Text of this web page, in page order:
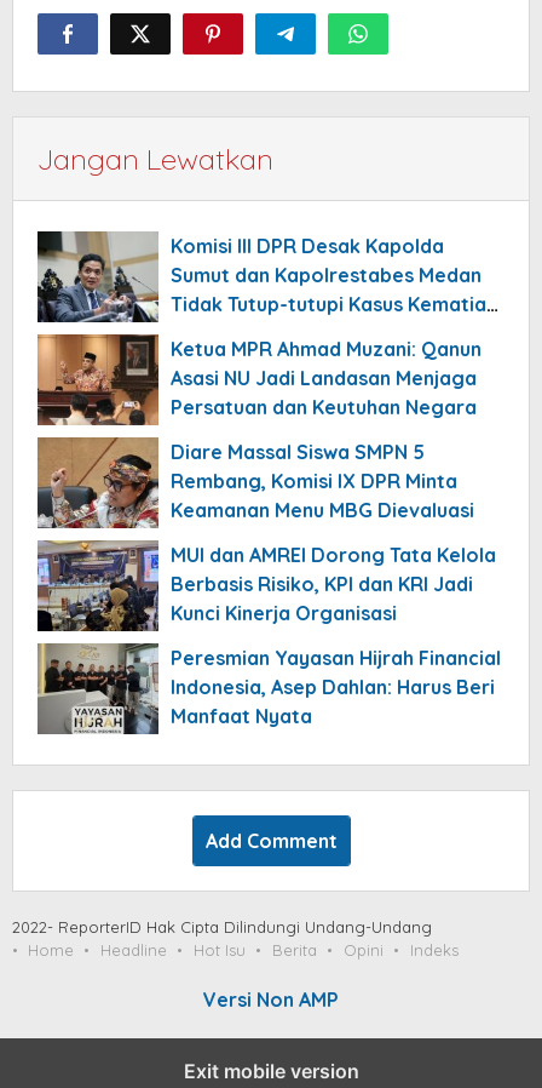
Jangan Lewatkan
Komisi III DPR Desak Kapolda
Sumut dan Kapolrestabes Medan
Tidak Tutup-tutupi Kasus Kematian
Ketua MPR Ahmad Muzani: Qanun
Asasi NU Jadi Landasan Menjaga
Persatuan dan Keutuhan Negara
Diare Massal Siswa SMPN 5
Rembang, Komisi IX DPR Minta
Keamanan Menu MBG Dievaluasi
MUI dan AMREI Dorong Tata Kelola
Berbasis Risiko, KPI dan KRI Jadi
Kunci Kinerja Organisasi
Peresmian Yayasan Hijrah Financial
Indonesia, Asep Dahlan: Harus Beri
Manfaat Nyata
Add Comment
2022- ReporterID Hak Cipta Dilindungi Undang-Undang
Home
Headline Hot Isu Berita Opini Indeks
Versi Non AMP
Exit mobile version